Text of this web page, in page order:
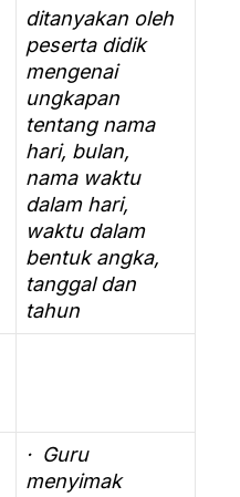
ditanyakan oleh
peserta didik
mengenai
ungkapan
tentang nama
hari, bulan,
nama waktu
dalam hari,
waktu dalam
bentuk angka,
tanggal dan
tahun
· Guru
menyimak